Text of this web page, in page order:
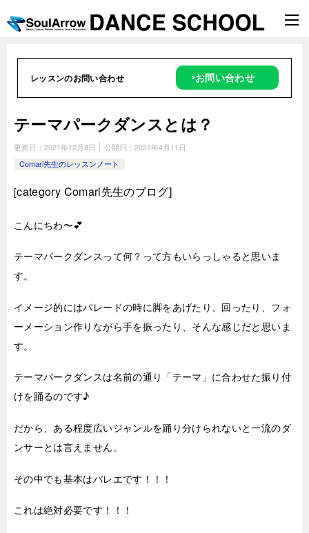
レッスンのお問い合わせ ‣お問い合わせ
テーマパークダンスとは？
更新日： 2021年12月8日 公開日： 2021年4月11日
Comari先生のレッスンノート
[category Comari先生のブログ]
こんにちわ〜💕
テーマパークダンスって何？って方もいらっしゃると思いま
す。
イメージ的にはパレードの時に脚をあげたり、回ったり、フォ
ーメーション作りながら手を振ったり、そんな感じだと思いま
す。
テーマパークダンスは名前の通り「テーマ」に合わせた振り付
けを踊るのです♪
だから、ある程度広いジャンルを踊り分けられないと一流のダ
ンサーとは言えません。
その中でも基本はバレエです！！！
これは絶対必要です！！！